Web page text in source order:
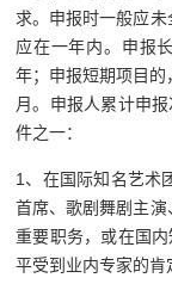
求。申报时一般应
应在一年内。申报
年；申报短期项目
月。申报人累计申
件之一：
1、在国际知名艺术
首席、歌剧舞剧主
重要职务，或在国
平受到业内专家的肯